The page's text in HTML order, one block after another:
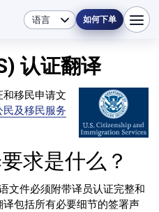
如何下单
认证翻译
移民申请文
民及移民服务
求是什么？
文件必须附带译员认证完整和
包括所有必要细节的签署声